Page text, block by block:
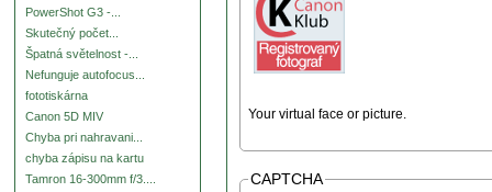
PowerShot G3 -...
Skutečný počet...
Špatná světelnost -...
Nefunguje autofocus...
fototiskárna
Canon 5D MIV
Chyba pri nahravani...
chyba zápisu na kartu
Tamron 16-300mm f/3....
Your virtual face or picture.
CAPTCHA